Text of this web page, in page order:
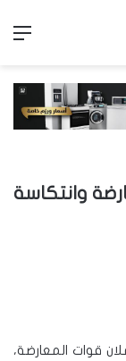
وانتكاسة
قوات المعارضة،